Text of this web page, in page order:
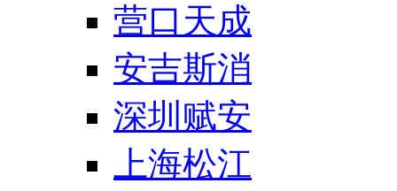
营口天成
安吉斯消
深圳赋安
上海松江